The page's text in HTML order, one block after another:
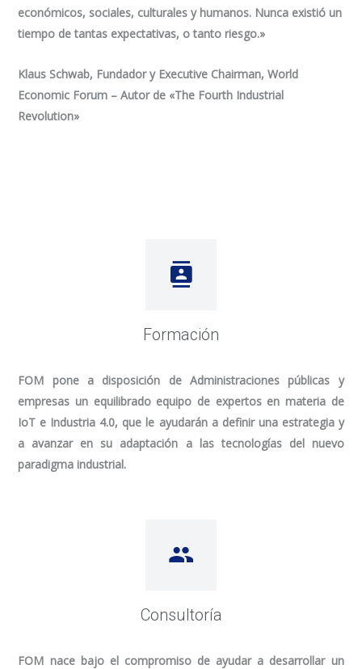
económicos, sociales, culturales y humanos. Nunca existió un
tiempo de tantas expectativas, o tanto riesgo.»
Klaus Schwab, Fundador y Executive Chairman, World
Economic Forum – Autor de «The Fourth Industrial
Revolution»
Formación
FOM pone a disposición de Administraciones públicas y
empresas un equilibrado equipo de expertos en materia de
IoT e Industria 4.0, que le ayudarán a definir una estrategia y
a avanzar en su adaptación a las tecnologías del nuevo
paradigma industrial.
Consultoría
FOM nace bajo el compromiso de ayudar a desarrollar un